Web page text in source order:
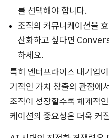
를 선택해야 합니다.
조직의 커뮤니케이션을
산화하고 싶다면
하세요.
특히 엔터프라이즈 대기업
기적인 가치 창출의 관점에
조직이 성장할수록 체계적
케이션의 중요성은 더욱 커